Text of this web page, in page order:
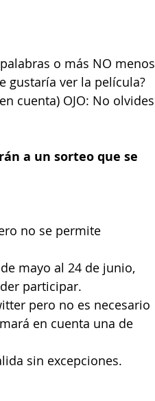
o más NO menos
gustaría ver la película?
cuenta) OJO: No olvides
a un sorteo que se
no se permite
mayo al 24 de junio,
participar.
pero no es necesario
en cuenta una de
sin excepciones.